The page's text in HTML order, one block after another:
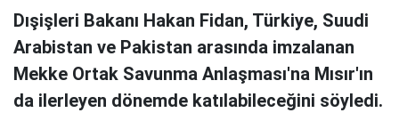
Dışişleri Bakanı Hakan Fidan, Türkiye, Suudi
Arabistan ve Pakistan arasında imzalanan
Mekke Ortak Savunma Anlaşması'na Mısır'ın
da ilerleyen dönemde katılabileceğini söyledi.